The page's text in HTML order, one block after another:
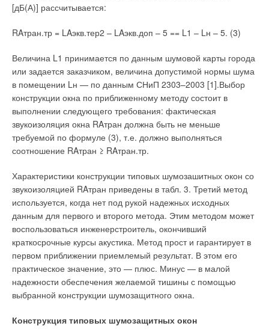
[дБ(А)] рассчитывается:
RAтран.тр = LAэкв.тер2 – LAэкв.доп – 5 == L1 – Lн – 5. (3)
Величина L1 принимается по данным шумовой карты города
или задается заказчиком, величина допустимой нормы шума
в помещении Lн — по данным СНиП 2303–2003 [1].Выбор
конструкции окна по приближенному методу состоит в
выполнении следующего требования: фактическая
звукоизоляция окна RAтран должна быть не меньше
требуемой по формуле (3), т.е. должно выполняться
соотношение RAтран ≥ RAтран.тр.
Характеристики конструкции типовых шумозашитных окон со
звукоизоляцией RAтран приведены в табл. 3. Третий метод
используется, когда нет под рукой надежных исходных
данным для первого и второго метода. Этим методом может
воспользоваться инженерстроитель, окончивший
краткосрочные курсы акустика. Метод прост и гарантирует в
первом приближении приемлемый результат. В этом его
практическое значение, это — плюс. Минус — в малой
надежности обеспечения желаемой тишины с помощью
выбранной конструкции шумозащитного окна.
Конструкция типовых шумозащитных окон